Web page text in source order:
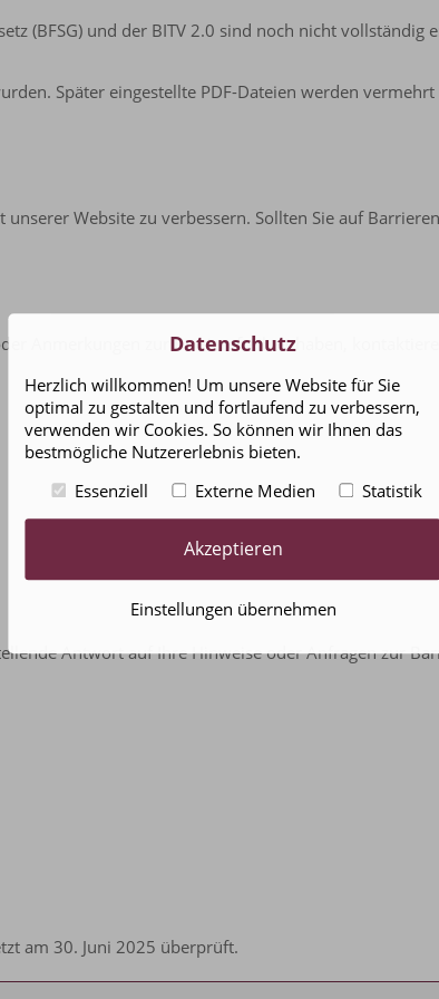
(BFSG) und der BITV 2.0 sind noch nicht
Später eingestellte PDF-Dateien werden
Website zu verbessern. Sollten Sie auf
Anmerkungen zur Barrierefreiheit haben,
Antwort auf Ihre Hinweise oder Anfragen zur
am 30. Juni 2025 überprüft.
Datenschutz
Herzlich willkommen! Um unsere Website für Sie
optimal zu gestalten und fortlaufend zu verbessern,
verwenden wir Cookies. So können wir Ihnen das
bestmögliche Nutzererlebnis bieten.
Essenziell
Externe Medien Statistik
Akzeptieren
Einstellungen übernehmen